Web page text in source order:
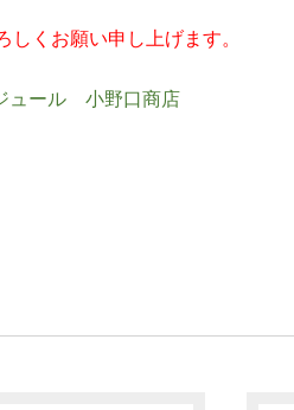
くお願い申し上げます。
ュール 小野口商店